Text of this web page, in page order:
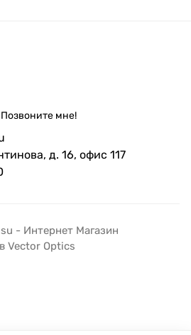
Позвоните мне!
д. 16, офис 117
- Интернет Магазин
Vector Optics